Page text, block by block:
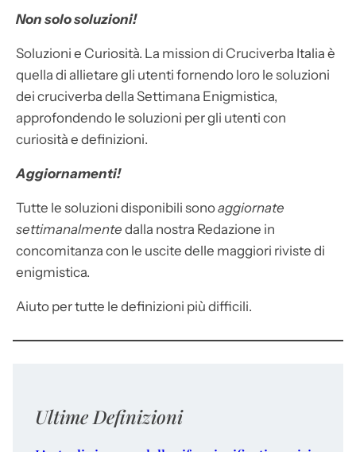
Non solo soluzioni!
Soluzioni e Curiosità. La mission di Cruciverba Italia è
quella di allietare gli utenti fornendo loro le soluzioni
dei cruciverba della Settimana Enigmistica,
approfondendo le soluzioni per gli utenti con
curiosità e definizioni.
Aggiornamenti!
Tutte le soluzioni disponibili sonoaggiornate
settimanalmente dalla nostra Redazione in
concomitanza con le uscite delle maggiori riviste di
enigmistica.
Aiuto per tutte le definizioni più difficili.
Ultime Definizioni